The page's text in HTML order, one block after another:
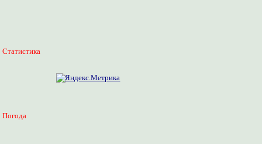
Статистика
Погода